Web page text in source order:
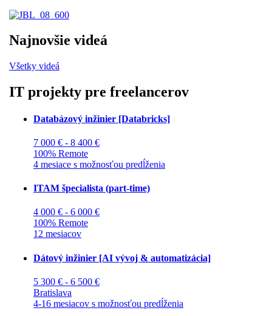
Najnovšie videá
Všetky videá
IT projekty pre freelancerov
Databázový inžinier [Databricks]
7 000 € - 8 400 €
100% Remote
4 mesiace s možnosťou predĺženia
ITAM špecialista (part-time)
4 000 € - 6 000 €
100% Remote
12 mesiacov
Dátový inžinier [AI vývoj & automatizácia]
5 300 € - 6 500 €
Bratislava
4-16 mesiacov s možnosťou predĺženia